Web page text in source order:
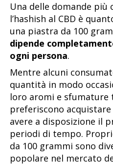
Una delle domande più
l’hashish al CBD è
una piastra da 100
dipende
ogni persona.
Mentre alcuni
quantità in modo
loro aromi e sfumature
preferiscono
avere a disposizione il
periodi di tempo.
da 100 grammi sono
popolare nel mercato